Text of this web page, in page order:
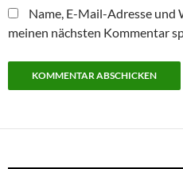
Name, E-Mail-Adresse und
meinen nächsten Kommentar